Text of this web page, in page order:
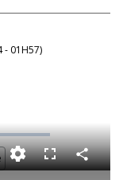
- 01H57)
F C
o